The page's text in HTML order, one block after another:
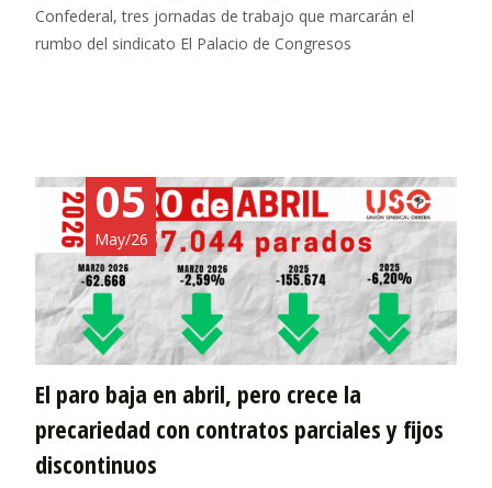
Confederal, tres jornadas de trabajo que marcarán el
rumbo del sindicato El Palacio de Congresos
05
May/26
El paro baja en abril, pero crece la
precariedad con contratos parciales y fijos
discontinuos